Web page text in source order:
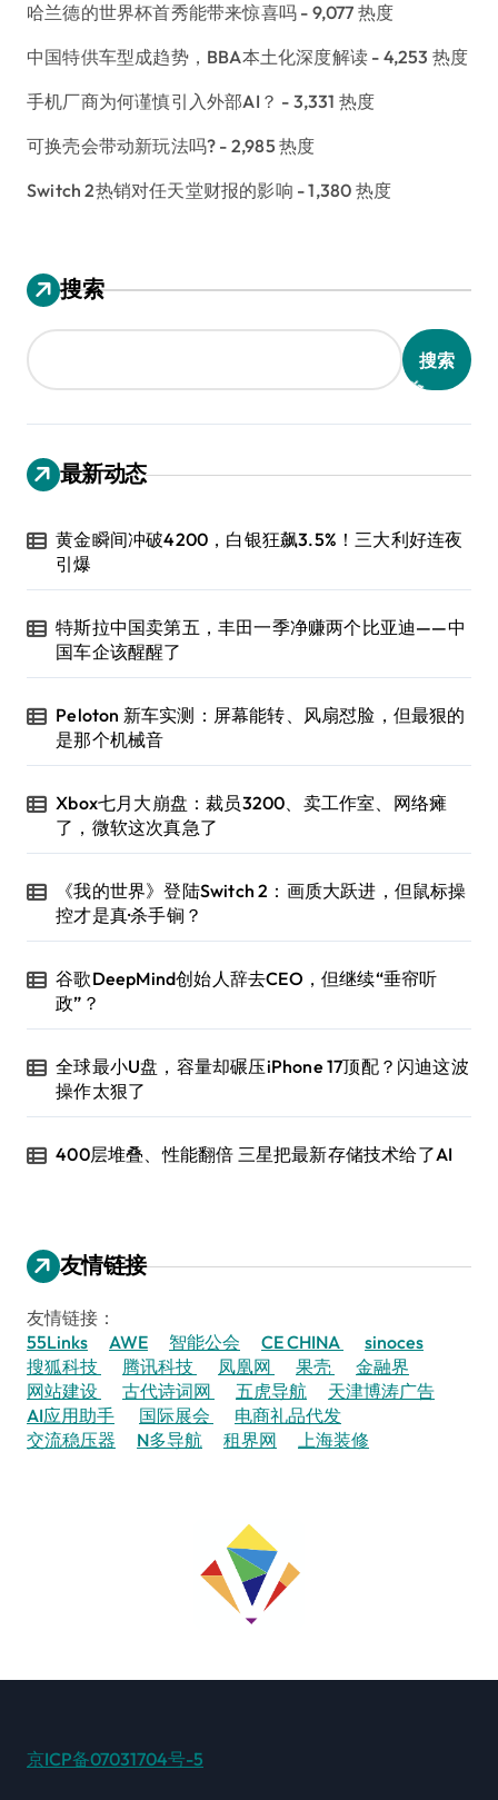
哈兰德的世界杯首秀能带来惊喜吗 - 9,077 热度
中国特供车型成趋势，BBA本土化深度解读 - 4,253 热度
手机厂商为何谨慎引入外部AI？ - 3,331 热度
可换壳会带动新玩法吗? - 2,985 热度
Switch 2热销对任天堂财报的影响 - 1,380 热度
搜索
搜索
最新动态
黄金瞬间冲破4200，白银狂飙3.5%！三大利好连夜
引爆
特斯拉中国卖第五，丰田一季净赚两个比亚迪——中
国车企该醒醒了
Peloton 新车实测：屏幕能转、风扇怼脸，但最狠的
是那个机械音
Xbox七月大崩盘：裁员3200、卖工作室、网络瘫
了，微软这次真急了
《我的世界》登陆Switch 2：画质大跃进，但鼠标操
控才是真·杀手锏？
谷歌DeepMind创始人辞去CEO，但继续“垂帘听
政”？
全球最小U盘，容量却碾压iPhone 17顶配？闪迪这波
操作太狠了
400层堆叠、性能翻倍 三星把最新存储技术给了AI
友情链接
友情链接：
55Links
AWE 智能公会 CE CHINA
sinoces
搜狐科技
腾讯科技 凤凰网 果壳
金融界
网站建设
古代诗词网 五虎导航
天津博涛广告
AI应用助手
国际展会
电商礼品代发
交流稳压器
N多导航 租界网 上海装修
京ICP备07031704号-5